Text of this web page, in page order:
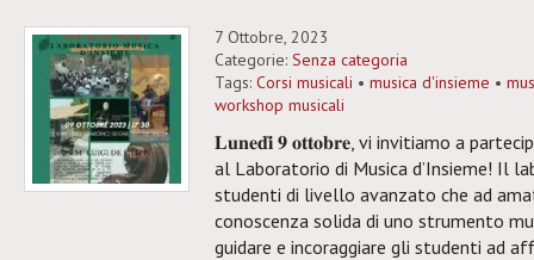
7 Ottobre, 2023
Categorie: Senza categoria
Tags: Corsi musicali • musica d'insieme •
workshop musicali
𝐋𝐮𝐧𝐞𝐝𝐢̀ 𝟗 𝐨𝐭𝐭𝐨𝐛𝐫𝐞, vi invitiamo a
al Laboratorio di Musica d’Insieme! Il
studenti di livello avanzato che ad
conoscenza solida di uno strumento
guidare e incoraggiare gli studenti ad